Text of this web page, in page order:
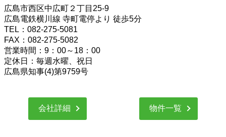
広島市西区中広町２丁目25-9
広島電鉄横川線 寺町電停より 徒歩5分
TEL：082-275-5081
FAX：082-275-5082
営業時間：9：00～18：00
定休日：毎週水曜、祝日
広島県知事(4)第9759号
会社詳細 物件一覧